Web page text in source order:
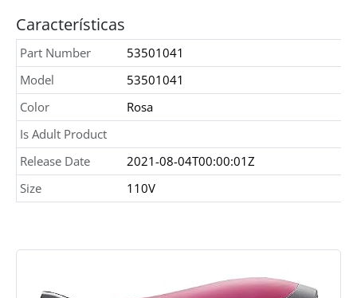
Características
Part Number
53501041
Model
53501041
Color
Rosa
Is Adult Product
Release Date
2021-08-04T00:00:01Z
Size
110V